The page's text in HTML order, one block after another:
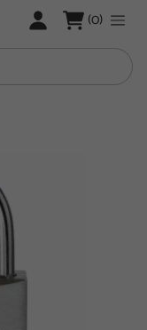
LOGARE (0)